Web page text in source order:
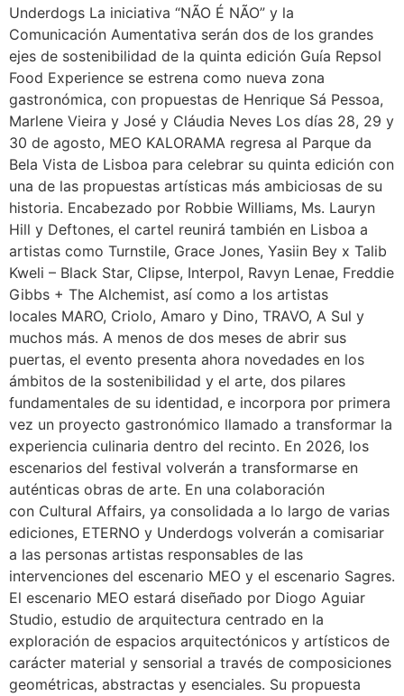
Underdogs La iniciativa “NÃO É NÃO” y la
Comunicación Aumentativa serán dos de los grandes
ejes de sostenibilidad de la quinta edición Guía Repsol
Food Experience se estrena como nueva zona
gastronómica, con propuestas de Henrique Sá Pessoa,
Marlene Vieira y José y Cláudia Neves Los días 28, 29 y
30 de agosto, MEO KALORAMA regresa al Parque da
Bela Vista de Lisboa para celebrar su quinta edición con
una de las propuestas artísticas más ambiciosas de su
historia. Encabezado por Robbie Williams, Ms. Lauryn
Hill y Deftones, el cartel reunirá también en Lisboa a
artistas como Turnstile, Grace Jones, Yasiin Bey x Talib
Kweli – Black Star, Clipse, Interpol, Ravyn Lenae, Freddie
Gibbs + The Alchemist, así como a los artistas
locales MARO, Criolo, Amaro y Dino, TRAVO, A Sul y
muchos más. A menos de dos meses de abrir sus
puertas, el evento presenta ahora novedades en los
ámbitos de la sostenibilidad y el arte, dos pilares
fundamentales de su identidad, e incorpora por primera
vez un proyecto gastronómico llamado a transformar la
experiencia culinaria dentro del recinto. En 2026, los
escenarios del festival volverán a transformarse en
auténticas obras de arte. En una colaboración
con Cultural Affairs, ya consolidada a lo largo de varias
ediciones, ETERNO y Underdogs volverán a comisariar
a las personas artistas responsables de las
intervenciones del escenario MEO y el escenario Sagres.
El escenario MEO estará diseñado por Diogo Aguiar
Studio, estudio de arquitectura centrado en la
exploración de espacios arquitectónicos y artísticos de
carácter material y sensorial a través de composiciones
geométricas, abstractas y esenciales. Su propuesta